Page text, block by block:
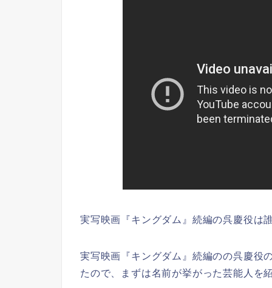
実写映画『キングダム』続編の呉慶役は
実写映画『キングダム』続編のの呉慶役
たので、まずは名前が挙がった芸能人を